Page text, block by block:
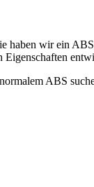
haben wir ein
Eigenschaften
ABS